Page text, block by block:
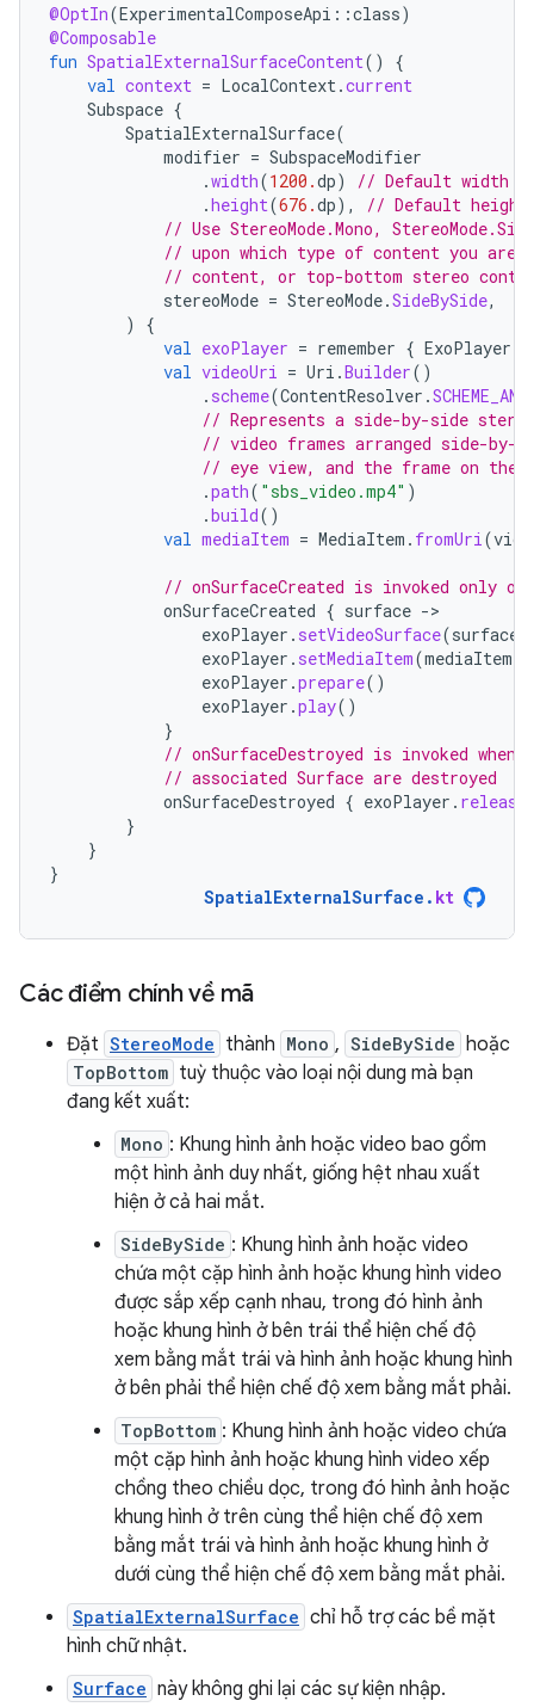
@OptIn(ExperimentalComposeApi ::class)
@Composable
fun SpatialExternalSurfaceContent()
{
val context = LocalContext .current
Subspace {
SpatialExternalSurface(
modifier = SubspaceModifier
.width(1200.dp)
// Default width
.height(676.dp),
// Default
// Use StereoMode.Mono,
// upon which type of content you are
// content, or top-bottom stereo
stereoMode = StereoMode.SideBySide,
)
{
val exoPlayer = remember { ExoPlayer
val videoUri = Uri .Builder()
. scheme(ContentResolver .
// Represents a side-by-side
// video frames arranged side-
// eye view, and the frame on
.path( "sbs_video.mp4" )
.build()
val mediaItem = MediaItem . fromUri (
// onSurfaceCreated is invoked only
onSurfaceCreated { surface -
exoPlayer . setVideoSurface(surface
exoPlayer . setMediaItem(mediaItem
exoPlayer .prepare()
exoPlayer .play()
}
// onSurfaceDestroyed is invoked
// associated Surface are destroyed
onSurfaceDestroyed { exoPlayer . release
}
}
}
SpatialExternalSurface . kt
Các điểm chính về mã
Đặt StereoMode thành Mono , SideBySide hoặc
TopBottom tuỳ thuộc vào loại nội dung mà bạn
đang kết xuất:
Mono : Khung hình ảnh hoặc video bao gồm
một hình ảnh duy nhất, giống hệt nhau xuất
hiện ở cả hai mắt.
SideBySide : Khung hình ảnh hoặc video
chứa một cặp hình ảnh hoặc khung hình video
được sắp xếp cạnh nhau, trong đó hình ảnh
hoặc khung hình ở bên trái thể hiện chế độ
xem bằng mắt trái và hình ảnh hoặc khung hình
ở bên phải thể hiện chế độ xem bằng mắt phải.
TopBottom : Khung hình ảnh hoặc video chứa
một cặp hình ảnh hoặc khung hình video xếp
chồng theo chiều dọc, trong đó hình ảnh hoặc
khung hình ở trên cùng thể hiện chế độ xem
bằng mắt trái và hình ảnh hoặc khung hình ở
dưới cùng thể hiện chế độ xem bằng mắt phải.
SpatialExternalSurface chỉ hỗ trợ các bề mặt
hình chữ nhật.
Surface này không ghi lại các sự kiện nhập.